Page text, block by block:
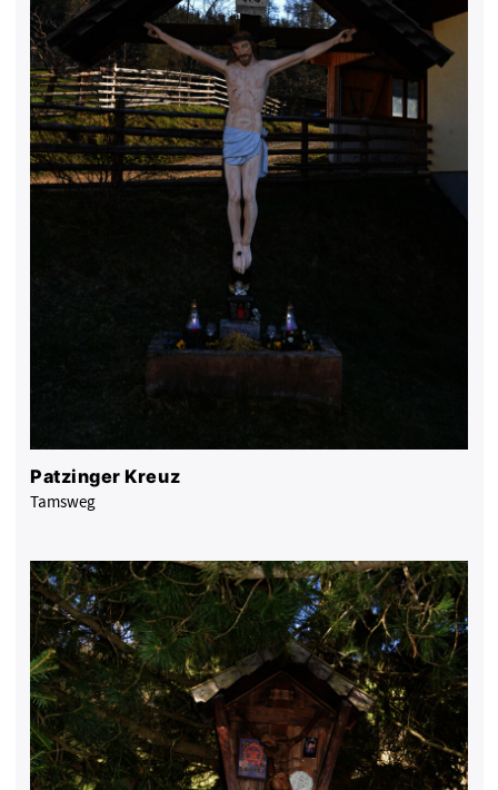
Patzinger Kreuz
Tamsweg